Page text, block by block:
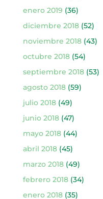
enero 2019 (36)
diciembre 2018(52)
noviembre 2018(43)
octubre 2018(54)
septiembre 2018(53)
agosto 2018(59)
julio 2018(49)
junio 2018(47)
mayo 2018(44)
abril 2018(45)
marzo 2018(49)
febrero 2018(34)
enero 2018(35)